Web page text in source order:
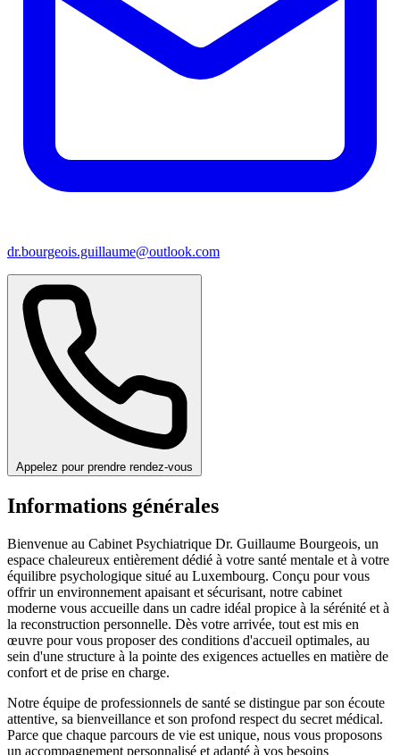
dr.bourgeois.guillaume@outlook.com
Appelez pour prendre rendez-vous
Informations générales
Bienvenue au Cabinet Psychiatrique Dr. Guillaume Bourgeois, un
espace chaleureux entièrement dédié à votre santé mentale et à votre
équilibre psychologique situé au Luxembourg. Conçu pour vous
offrir un environnement apaisant et sécurisant, notre cabinet
moderne vous accueille dans un cadre idéal propice à la sérénité et à
la reconstruction personnelle. Dès votre arrivée, tout est mis en
œuvre pour vous proposer des conditions d'accueil optimales, au
sein d'une structure à la pointe des exigences actuelles en matière de
confort et de prise en charge.
Notre équipe de professionnels de santé se distingue par son écoute
attentive, sa bienveillance et son profond respect du secret médical.
Parce que chaque parcours de vie est unique, nous vous proposons
un accompagnement personnalisé et adapté à vos besoins